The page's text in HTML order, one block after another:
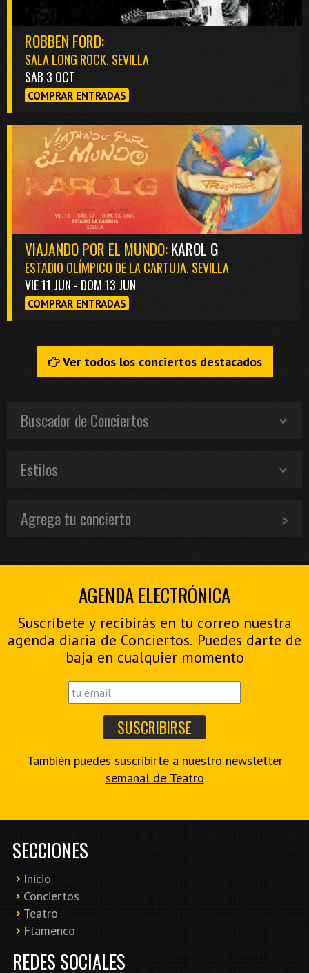
ROBBEN FORD:
SALA LONG ROCK. SEVILLA
SAB 3 OCT
COMPRAR ENTRADAS
VIAJANDO POR EL MUNDO:KAROL G
ESTADIO OLÍMPICO DE LA CARTUJA. SEVILLA
VIE 11 JUN - DOM 13 JUN
COMPRAR ENTRADAS
Ver todos los conciertos destacados
Buscador de Conciertos
Estilos
Agrega tu concierto
AGENDA ELECTRÓNICA
Suscríbete y recibirás en tu correo nuestra
agenda diaria de Conciertos. Puedes darte de
baja en cualquier momento
También puedes suscribirte a nuestro newsletter
semanal de Teatro
SECCIONES
Inicio
Conciertos
Teatro
Flamenco
REDES SOCIALES